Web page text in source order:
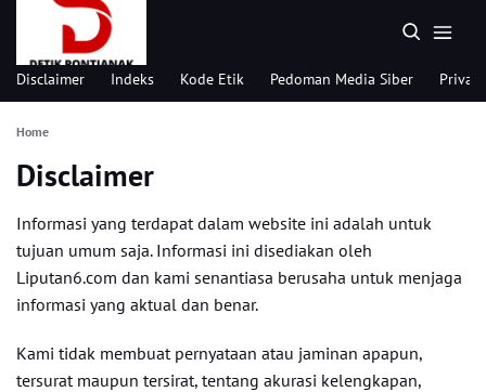
Disclaimer Indeks Kode Etik Pedoman Media Siber
Home
Disclaimer
Informasi yang terdapat dalam website ini adalah untuk
tujuan umum saja. Informasi ini disediakan oleh
Liputan6.com dan kami senantiasa berusaha untuk menjaga
informasi yang aktual dan benar.
Kami tidak membuat pernyataan atau jaminan apapun,
tersurat maupun tersirat, tentang akurasi kelengkapan,